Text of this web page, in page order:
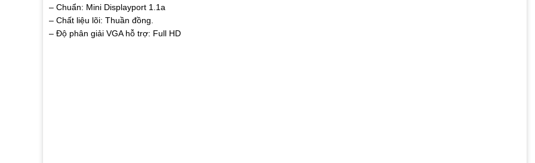
– Chuẩn: Mini Displayport 1.1a
– Chất liệu lõi: Thuần đồng.
– Độ phân giải VGA hỗ trợ: Full HD